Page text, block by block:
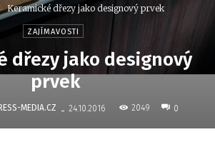
Keramické dřezy jako designový prvek
ZAJÍMAVOSTI
dřezy jako designový
prvek
MEDIA.CZ - 24.10.2016 2049 0